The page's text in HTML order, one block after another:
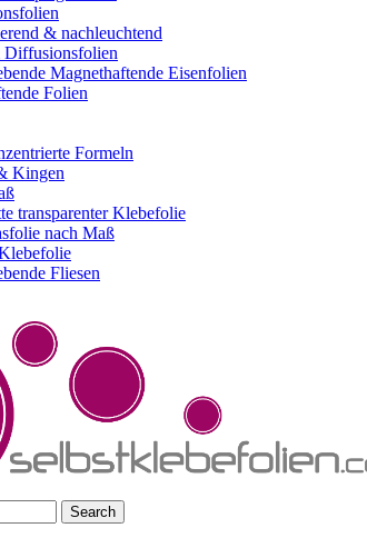
& nachleuchtend
Diffusionsfolien
Magnethaftende Eisenfolien
Folien
Formeln
Kingen
transparenter Klebefolie
nach Maß
Fliesen
Search